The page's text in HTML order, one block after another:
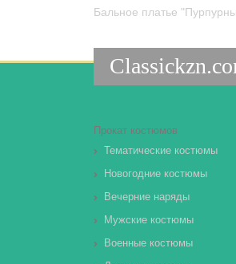
Бальное платье
Прокат костюмов
Тематические костюмы
Новогодние костюмы
Вечерние наряды
Мужские костюмы
Военные костюмы